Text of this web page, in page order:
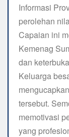
Informasi
perolehan
Capaian ini
Kemenag
dan
Keluarga
tersebut.
memotivasi
yang